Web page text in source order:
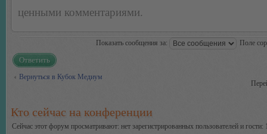
ценными комментариями.
Показать сообщения за: Поле
Ответить
Вернуться в Кубок Медиум
Кто сейчас на конференции
Сейчас этот форум просматривают: нет зарегистрированных пользователей и гости: